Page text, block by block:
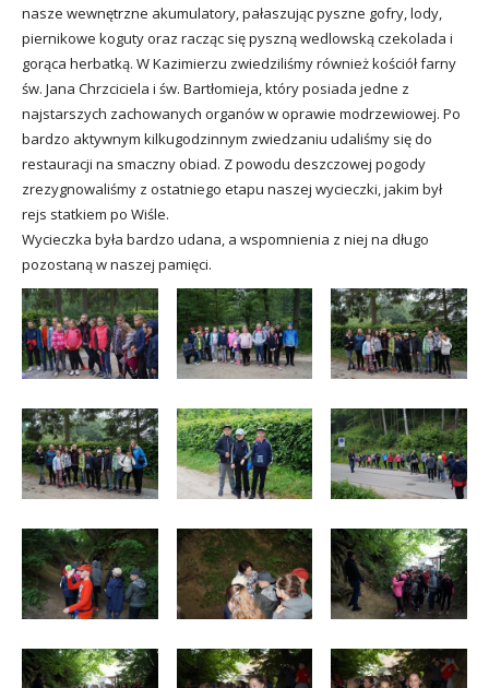
nasze wewnętrzne akumulatory, pałaszując pyszne gofry, lody,
piernikowe koguty oraz racząc się pyszną wedlowską czekolada i
gorąca herbatką. W Kazimierzu zwiedziliśmy również kościół farny
św. Jana Chrzciciela i św. Bartłomieja, który posiada jedne z
najstarszych zachowanych organów w oprawie modrzewiowej. Po
bardzo aktywnym kilkugodzinnym zwiedzaniu udaliśmy się do
restauracji na smaczny obiad. Z powodu deszczowej pogody
zrezygnowaliśmy z ostatniego etapu naszej wycieczki, jakim był
rejs statkiem po Wiśle.
Wycieczka była bardzo udana, a wspomnienia z niej na długo
pozostaną w naszej pamięci.